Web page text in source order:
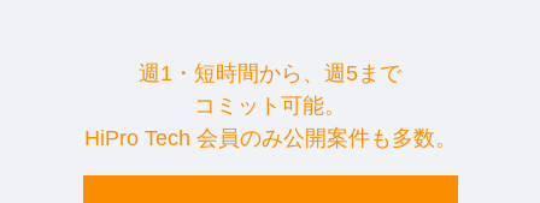
週1・短時間から、週5まで
コミット可能。
HiPro Tech 会員のみ公開案件も多数。